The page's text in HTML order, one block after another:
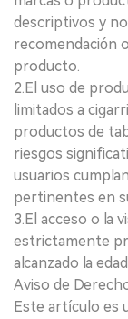
descriptivos y
recomendación
producto.
2.El uso de
limitados a
productos de
riesgos
usuarios
pertinentes en
3.El acceso o la
estrictamente
alcanzado la
Aviso de
Este artículo es